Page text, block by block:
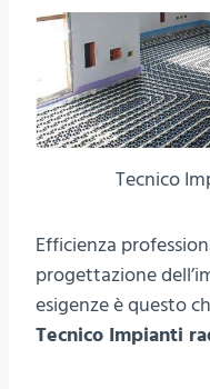
Tecnico
Efficienza
progettazione
esigenze è questo
Tecnico Impianti